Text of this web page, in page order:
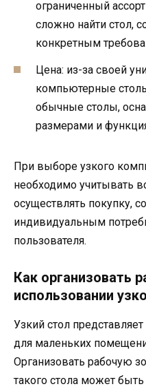
ограниченный
сложно найти стол,
конкретным
Цена: из-за своей
компьютерные
обычные столы,
размерами и
При выборе узкого
необходимо учитывать
осуществлять покупку,
индивидуальным
пользователя.
Как организовать
использовании
Узкий стол
для маленьких
Организовать рабочую
такого стола может